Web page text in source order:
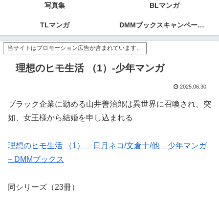
写真集 BLマンガ
TLマンガ DMMブックスキャンペーン！！
当サイトはプロモーション広告が含まれています。
理想のヒモ生活 （1）-少年マンガ
2025.06.30
ブラック企業に勤める山井善治郎は異世界に召喚され、突
如、女王様から結婚を申し込まれる
理想のヒモ生活 （1） – 日月ネコ/文倉十/他 – 少年マンガ
– DMMブックス
同シリーズ（23冊）